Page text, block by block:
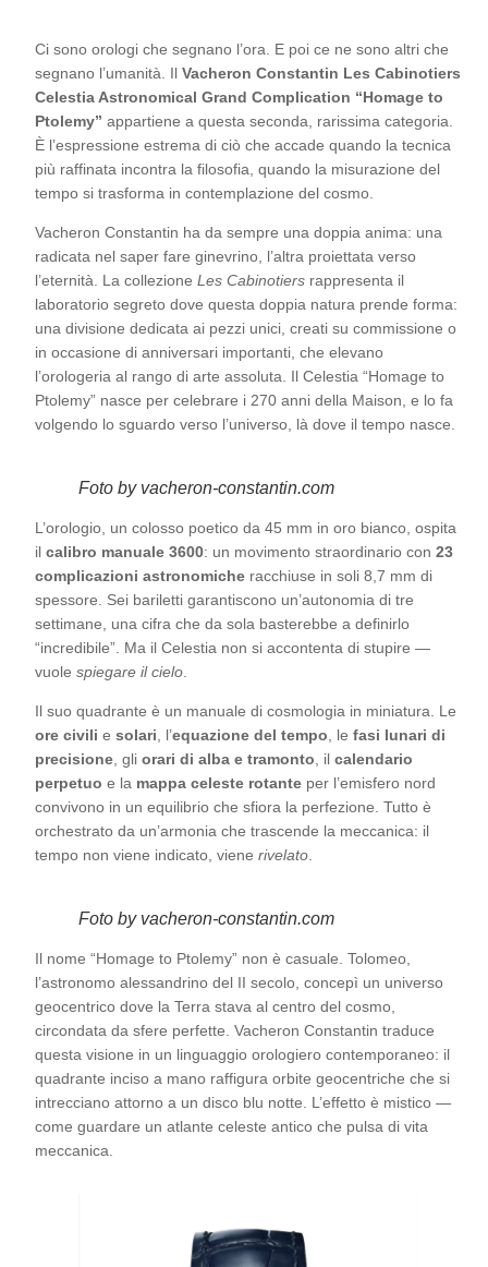
Ci sono orologi che segnano l’ora. E poi ce ne sono altri che
segnano l’umanità. Il Vacheron Constantin Les Cabinotiers
Celestia Astronomical Grand Complication “Homage to
Ptolemy” appartiene a questa seconda, rarissima categoria.
È l’espressione estrema di ciò che accade quando la tecnica
più raffinata incontra la filosofia, quando la misurazione del
tempo si trasforma in contemplazione del cosmo.
Vacheron Constantin ha da sempre una doppia anima: una
radicata nel saper fare ginevrino, l’altra proiettata verso
l’eternità. La collezione Les Cabinotiers rappresenta il
laboratorio segreto dove questa doppia natura prende forma:
una divisione dedicata ai pezzi unici, creati su commissione o
in occasione di anniversari importanti, che elevano
l’orologeria al rango di arte assoluta. Il Celestia “Homage to
Ptolemy” nasce per celebrare i 270 anni della Maison, e lo fa
volgendo lo sguardo verso l’universo, là dove il tempo nasce.
Foto by vacheron-constantin.com
L’orologio, un colosso poetico da 45 mm in oro bianco, ospita
il calibro manuale 3600: un movimento straordinario con 23
complicazioni astronomiche racchiuse in soli 8,7 mm di
spessore. Sei bariletti garantiscono un’autonomia di tre
settimane, una cifra che da sola basterebbe a definirlo
“incredibile”. Ma il Celestia non si accontenta di stupire —
vuole spiegare il cielo
Il suo quadrante è un manuale di cosmologia in miniatura. Le
ore civili e solari , l’equazione del tempo , le fasi lunari di
precisione , gli orari di alba e tramonto , il calendario
perpetuo e la mappa celeste rotante per l’emisfero nord
convivono in un equilibrio che sfiora la perfezione. Tutto è
orchestrato da un’armonia che trascende la meccanica: il
tempo non viene indicato, viene rivelato
Foto by vacheron-constantin.com
Il nome “Homage to Ptolemy” non è casuale. Tolomeo,
l’astronomo alessandrino del II secolo, concepì un universo
geocentrico dove la Terra stava al centro del cosmo,
circondata da sfere perfette. Vacheron Constantin traduce
questa visione in un linguaggio orologiero contemporaneo: il
quadrante inciso a mano raffigura orbite geocentriche che si
intrecciano attorno a un disco blu notte. L’effetto è mistico —
come guardare un atlante celeste antico che pulsa di vita
meccanica.